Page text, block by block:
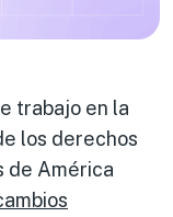
trabajo en la
los derechos
de América